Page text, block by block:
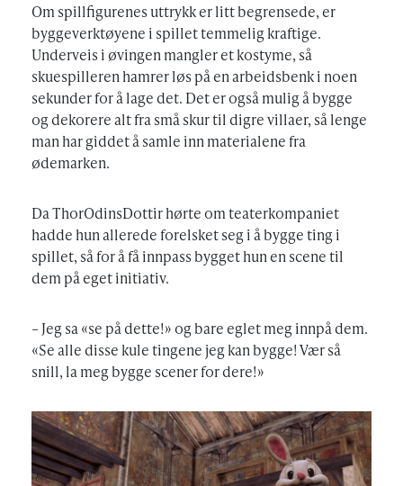
Om spillfigurenes uttrykk er litt begrensede, er
byggeverktøyene i spillet temmelig kraftige.
Underveis i øvingen mangler et kostyme, så
skuespilleren hamrer løs på en arbeidsbenk i noen
sekunder for å lage det. Det er også mulig å bygge
og dekorere alt fra små skur til digre villaer, så lenge
man har giddet å samle inn materialene fra
ødemarken.
Da ThorOdinsDottir hørte om teaterkompaniet
hadde hun allerede forelsket seg i å bygge ting i
spillet, så for å få innpass bygget hun en scene til
dem på eget initiativ.
– Jeg sa «se på dette!» og bare eglet meg innpå dem.
«Se alle disse kule tingene jeg kan bygge! Vær så
snill, la meg bygge scener for dere!»